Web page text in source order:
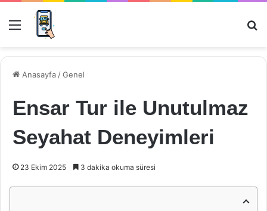
Menü
Anasayfa /Genel
Ensar Tur ile Unutulmaz
Seyahat Deneyimleri
23 Ekim 2025 3 dakika okuma süresi